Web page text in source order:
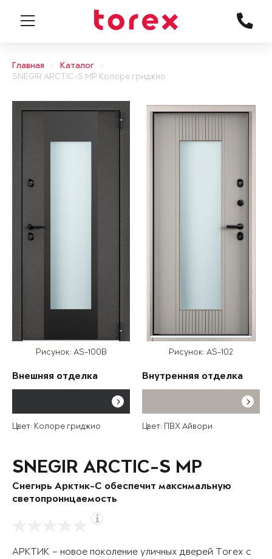
Главная
Каталог
SNEGIR ARCTIC-S MP Колоре гриджио
Рисунок: AS-100B
Внешняя отделка
Цвет: Колоре гриджио
Рисунок: AS-102
Внутренняя отделка
Цвет: ПВХ Айвори
SNEGIR ARCTIC-S MP
Снегирь Арктик-С обеспечит максимальную
светопроницаемость
АРКТИК – новое поколение уличных дверей Torex с